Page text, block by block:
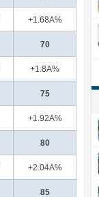
+1.68A%
70
+1.8A%
75
+1.92A%
80
+2.04A%
85